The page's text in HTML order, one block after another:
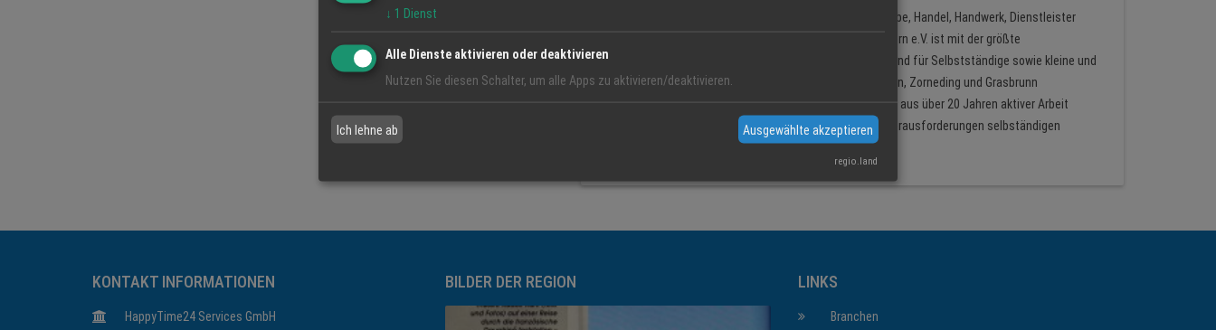
Übergreifendes Netzwerk für produzierendes Gewerbe, Handel, Handwerk, Dienstleister
und freie Berufe. Der Bund der Selbstständigen Bayern e.V. ist mit der größte
brachenübergreifende und parteiunabhängige Verband für Selbstständige sowie kleine und
mittlere Unternehmen. Der Ortsverband Vaterstetten, Zorneding und Grasbrunn
hat 60 Mitglieder. Seine umfangreichen Erfahrungen aus über 20 Jahren aktiver Arbeit
bilden ein solides Fundament für die spannenden Herausforderungen selbständigen
Unternehmertums des 21. Jahrhunderts.
KONTAKT INFORMATIONEN
HappyTime24 Services GmbH
BILDER DER REGION LINKS
Branchen
↓ 1 Dienst
Alle Dienste aktivieren oder deaktivieren
Nutzen Sie diesen Schalter, um alle Apps zu aktivieren/deaktivieren.
Ich lehne ab Ausgewählte akzeptieren
regio.land